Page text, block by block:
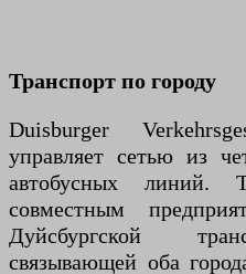
Транспорт по городу
Duisburger
управляет сетью из
автобусных линий.
совместным
Дуйсбургской
связывающей оба